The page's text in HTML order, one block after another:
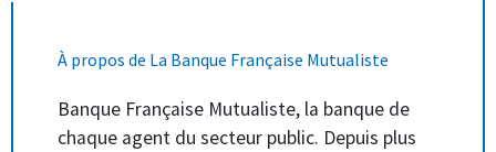
À propos de La Banque Française Mutualiste
Banque Française Mutualiste, la banque de
chaque agent du secteur public. Depuis plus